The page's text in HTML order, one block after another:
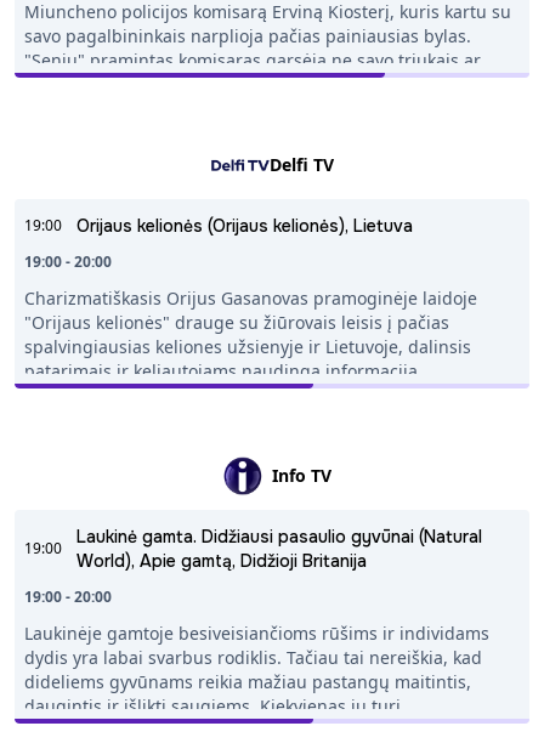
gyvenimą, ir mano, kad nekenčia Halilo, jis taip pat jau
apsigyveno jos širdyje. Dviem jauniems žmonėms,
įstrigusiems didelės meilės sūkuryje, kelio atgal nebėra. Ar
ištikimybė, senos žaizdos ir nauji jausmai susidurs? Ar širdis
Miuncheno policijos komisarą Erviną Kiosterį, kuris kartu su
savo pagalbininkais narplioja pačias painiausias bylas.
"Seniu" pramintas komisaras garsėja ne savo triukais ar
drąsiais susirėmimais, o išmintim ir žmogaus psichologijos
Delfi TV
19:00 Orijaus kelionės (Orijaus kelionės), Lietuva
19:00 - 20:00
Charizmatiškasis Orijus Gasanovas pramoginėje laidoje
"Orijaus kelionės" drauge su žiūrovais leisis į pačias
spalvingiausias keliones užsienyje ir Lietuvoje, dalinsis
patarimais ir keliautojams naudinga informacija.
Info TV
19:00
Laukinė gamta. Didžiausi pasaulio gyvūnai (Natural
World), Apie gamtą, Didžioji Britanija
19:00 - 20:00
Laukinėje gamtoje besiveisiančioms rūšims ir individams
dydis yra labai svarbus rodiklis. Tačiau tai nereiškia, kad
dideliems gyvūnams reikia mažiau pastangų maitintis,
daugintis ir išlikti saugiems. Kiekvienas jų turi
nepamainomą strategiją, kuri leidžia augti, bręsti ir